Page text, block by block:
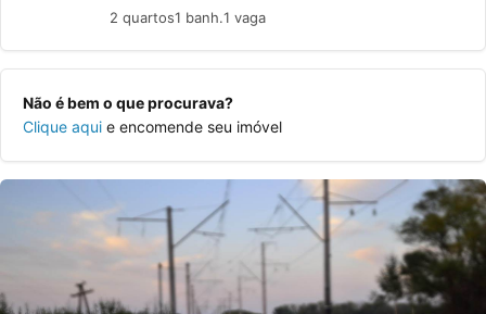
2 quartos1 banh.1 vaga
Não é bem o que procurava?
Clique aqui e encomende seu imóvel